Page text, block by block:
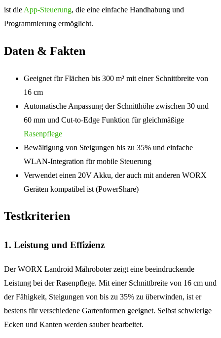
ist die App-Steuerung, die eine einfache Handhabung und
Programmierung ermöglicht.
Daten & Fakten
Geeignet für Flächen bis 300 m² mit einer Schnittbreite von
16 cm
Automatische Anpassung der Schnitthöhe zwischen 30 und
60 mm und Cut-to-Edge Funktion für gleichmäßige
Rasenpflege
Bewältigung von Steigungen bis zu 35% und einfache
WLAN-Integration für mobile Steuerung
Verwendet einen 20V Akku, der auch mit anderen WORX
Geräten kompatibel ist (PowerShare)
Testkriterien
1. Leistung und Effizienz
Der WORX Landroid Mähroboter zeigt eine beeindruckende
Leistung bei der Rasenpflege. Mit einer Schnittbreite von 16 cm und
der Fähigkeit, Steigungen von bis zu 35% zu überwinden, ist er
bestens für verschiedene Gartenformen geeignet. Selbst schwierige
Ecken und Kanten werden sauber bearbeitet.